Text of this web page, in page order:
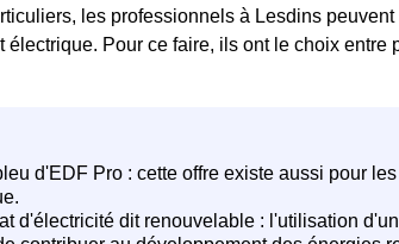
les professionnels à Lesdins
électrique. Pour ce faire, ils ont le choix entre